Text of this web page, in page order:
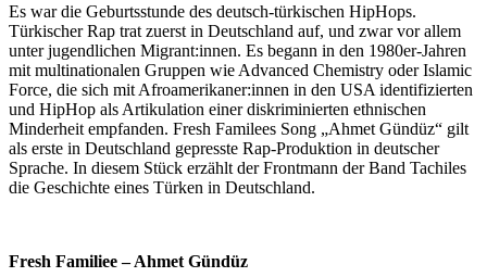
Es war die Geburtsstunde des deutsch-türkischen HipHops.
Türkischer Rap trat zuerst in Deutschland auf, und zwar vor allem
unter jugendlichen Migrant:innen. Es begann in den 1980er-Jahren
mit multinationalen Gruppen wie Advanced Chemistry oder Islamic
Force, die sich mit Afroamerikaner:innen in den USA identifizierten
und HipHop als Artikulation einer diskriminierten ethnischen
Minderheit empfanden. Fresh Familees Song „Ahmet Gündüz“ gilt
als erste in Deutschland gepresste Rap-Produktion in deutscher
Sprache. In diesem Stück erzählt der Frontmann der Band Tachiles
die Geschichte eines Türken in Deutschland.
Fresh Familiee – Ahmet Gündüz